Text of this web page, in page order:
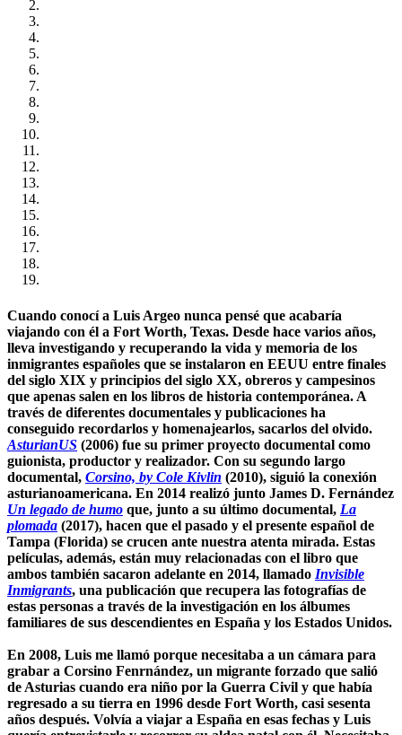
Cuando conocí a Luis Argeo nunca pensé que acabaría
viajando con él a Fort Worth, Texas. Desde hace varios años,
lleva investigando y recuperando la vida y memoria de los
inmigrantes españoles que se instalaron en EEUU entre finales
del siglo XIX y principios del siglo XX, obreros y campesinos
que apenas salen en los libros de historia contemporánea. A
través de diferentes documentales y publicaciones ha
conseguido recordarlos y homenajearlos, sacarlos del olvido.
AsturianUS (2006) fue su primer proyecto documental como
guionista, productor y realizador. Con su segundo largo
documental, Corsino, by Cole Kivlin (2010), siguió la conexión
asturianoamericana. En 2014 realizó junto James D. Fernández
Un legado de humo que, junto a su último documental, La
plomada (2017), hacen que el pasado y el presente español de
Tampa (Florida) se crucen ante nuestra atenta mirada. Estas
películas, además, están muy relacionadas con el libro que
ambos también sacaron adelante en 2014, llamado Invisible
Inmigrants, una publicación que recupera las fotografías de
estas personas a través de la investigación en los álbumes
familiares de sus descendientes en España y los Estados Unidos.
En 2008, Luis me llamó porque necesitaba a un cámara para
grabar a Corsino Fenrnández, un migrante forzado que salió
de Asturias cuando era niño por la Guerra Civil y que había
regresado a su tierra en 1996 desde Fort Worth, casi sesenta
años después. Volvía a viajar a España en esas fechas y Luis